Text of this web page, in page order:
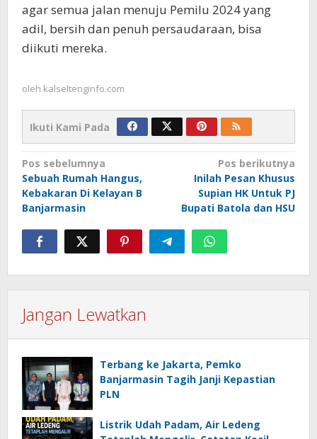
agar semua jalan menuju Pemilu 2024 yang
adil, bersih dan penuh persaudaraan, bisa
diikuti mereka.
oleh kalseltenginfo.com
Ikuti Kami Pada
Navigasi
pos
Pos sebelumnya
Sebuah Rumah Hangus,
Kebakaran Di Kelayan B
Banjarmasin
Pos berikutnya
Inilah Pesan Khusus
Supian HK Untuk PJ
Bupati Batola dan HSU
Jangan Lewatkan
Terbang ke Jakarta, Pemko
Banjarmasin Tagih Janji Kepastian
PLN
Listrik Udah Padam, Air Ledeng